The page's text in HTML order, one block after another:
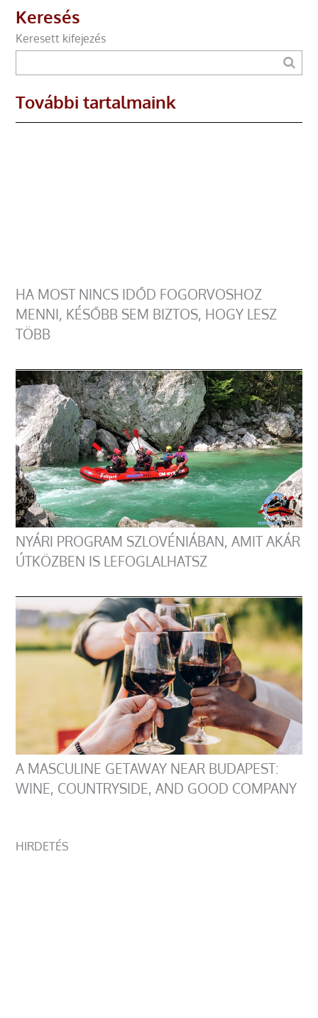
Keresés
Keresett kifejezés
További tartalmaink
HA MOST NINCS IDŐD FOGORVOSHOZ
MENNI, KÉSŐBB SEM BIZTOS, HOGY LESZ
TÖBB
NYÁRI PROGRAM SZLOVÉNIÁBAN, AMIT AKÁR
ÚTKÖZBEN IS LEFOGLALHATSZ
A MASCULINE GETAWAY NEAR BUDAPEST:
WINE, COUNTRYSIDE, AND GOOD COMPANY
HIRDETÉS